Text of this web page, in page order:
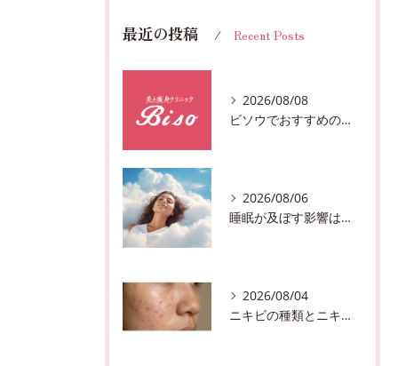
最近の投稿 Recent Posts
2026/08/08
ビソウでおすすめのフェースビューティーの洗顔♪千葉市中央区フルハンドで体質、姿勢改善！！
2026/08/06
睡眠が及ぼす影響は？千葉市おすすめメニュー全身リンパマッサージで全身スッキリ♪
2026/08/04
ニキビの種類とニキビを作らないスキンケア方法♪千葉市中央区フェイシャルエステサロン